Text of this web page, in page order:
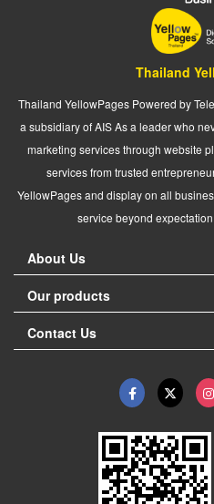
Thailand
Thailand YellowPages Powered by
a subsidiary of AIS As a leader who
marketing services through website
services from trusted
YellowPages and display on all
service beyond
About Us
Our products
Contact Us